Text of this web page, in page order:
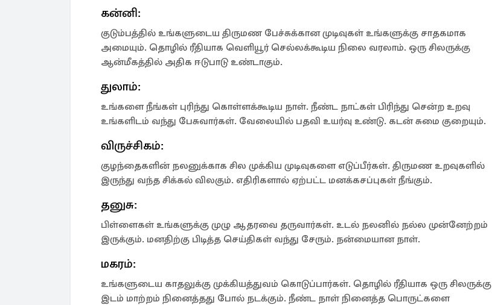
கன்னி:
குடும்பத்தில் உங்களுடைய திருமண பேச்சுக்கான முடிவுகள் உங்களுக்கு சாதகமாக
அமையும். தொழில் ரீதியாக வெளியூர் செல்லக்கூடிய நிலை வரலாம். ஒரு சிலருக்கு
ஆன்மீகத்தில் அதிக ஈடுபாடு உண்டாகும்.
துலாம்:
உங்களை நீங்கள் புரிந்து கொள்ளக்கூடிய நாள். நீண்ட நாட்கள் பிரிந்து சென்ற உறவு
உங்களிடம் வந்து பேசுவார்கள். வேலையில் பதவி உயர்வு உண்டு. கடன் சுமை குறையும்.
விருச்சிகம்:
குழந்தைகளின் நலனுக்காக சில முக்கிய முடிவுகளை எடுப்பீர்கள். திருமண உறவுகளில்
இருந்து வந்த சிக்கல் விலகும். எதிரிகளால் ஏற்பட்ட மனக்கசப்புகள் நீங்கும்.
தனுசு:
பிள்ளைகள் உங்களுக்கு முழு ஆதரவை தருவார்கள். உடல் நலனில் நல்ல முன்னேற்றம்
இருக்கும். மனதிற்கு பிடித்த செய்திகள் வந்து சேரும். நன்மையான நாள்.
மகரம்:
உங்களுடைய காதலுக்கு முக்கியத்துவம் கொடுப்பார்கள். தொழில் ரீதியாக ஒரு சிலருக்கு
இடம் மாற்றம் நினைத்தது போல் நடக்கும். நீண்ட நாள் நினைத்த பொருட்களை